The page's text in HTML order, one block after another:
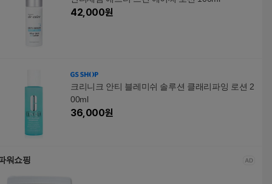
42,000원
크리니크 안티 블레미쉬 솔루션 클래리파잉 로션 2
00ml
36,000원
워쇼핑